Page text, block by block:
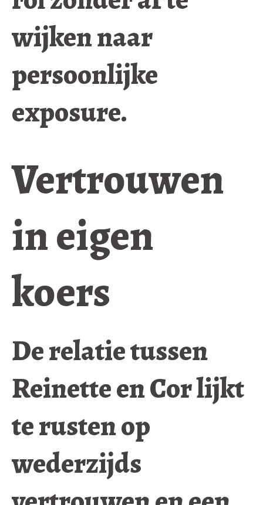
wijken naar
persoonlijke
exposure.
Vertrouwen
in eigen
koers
De relatie tussen
Reinette en Cor lijkt
te rusten op
wederzijds